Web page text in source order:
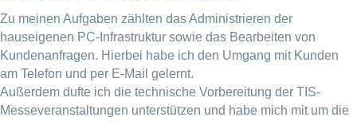
Zu meinen Aufgaben zählten das Administrieren der
hauseigenen PC-Infrastruktur sowie das Bearbeiten von
Kundenanfragen. Hierbei habe ich den Umgang mit Kunden
am Telefon und per E-Mail gelernt.
Außerdem dufte ich die technische Vorbereitung der TIS-
Messeveranstaltungen unterstützen und habe mich mit um die